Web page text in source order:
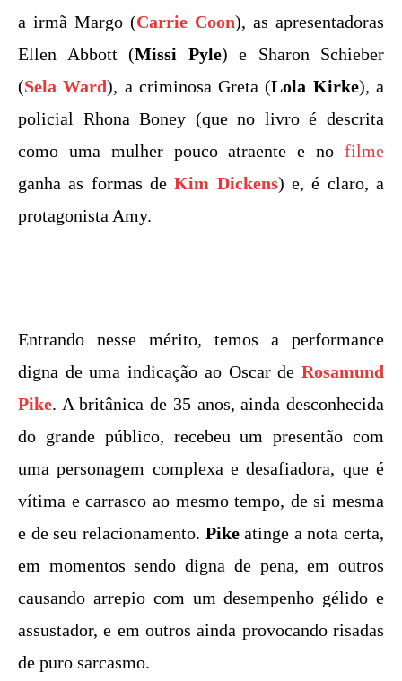
a irmã Margo (Carrie Coon), as apresentadoras
Ellen Abbott (Missi Pyle) e Sharon Schieber
(Sela Ward), a criminosa Greta (Lola Kirke), a
policial Rhona Boney (que no livro é descrita
como uma mulher pouco atraente e no filme
ganha as formas deKim Dickens) e, é claro, a
protagonista Amy.
Entrando nesse mérito, temos a performance
digna de uma indicação ao Oscar de Rosamund
Pike. A britânica de 35 anos, ainda desconhecida
do grande público, recebeu um presentão com
uma personagem complexa e desafiadora, que é
vítima e carrasco ao mesmo tempo, de si mesma
e de seu relacionamento. Pikeatinge a nota certa,
em momentos sendo digna de pena, em outros
causando arrepio com um desempenho gélido e
assustador, e em outros ainda provocando risadas
de puro sarcasmo.